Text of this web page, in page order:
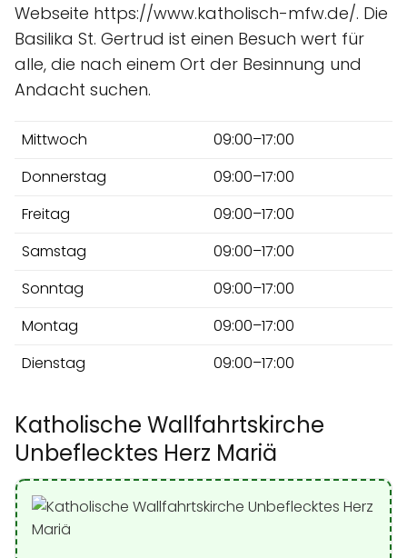
Webseite https://www.katholisch-mfw.de/. Die
Basilika St. Gertrud ist einen Besuch wert für
alle, die nach einem Ort der Besinnung und
Andacht suchen.
Mittwoch
09:00–17:00
Donnerstag
09:00–17:00
Freitag
09:00–17:00
Samstag
09:00–17:00
Sonntag
09:00–17:00
Montag
09:00–17:00
Dienstag
09:00–17:00
Katholische Wallfahrtskirche
Unbeflecktes Herz Mariä